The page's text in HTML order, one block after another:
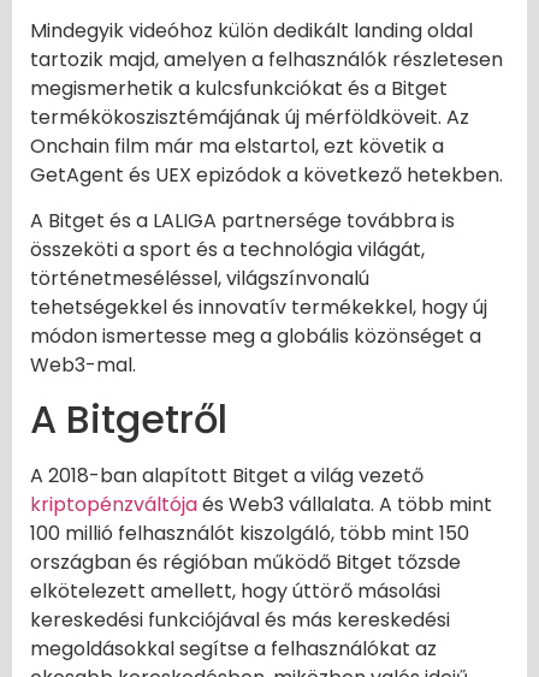
Mindegyik videóhoz külön dedikált landing oldal
tartozik majd, amelyen a felhasználók részletesen
megismerhetik a kulcsfunkciókat és a Bitget
termékökoszisztémájának új mérföldköveit. Az
Onchain film már ma elstartol, ezt követik a
GetAgent és UEX epizódok a következő hetekben.
A Bitget és a LALIGA partnersége továbbra is
összeköti a sport és a technológia világát,
történetmeséléssel, világszínvonalú
tehetségekkel és innovatív termékekkel, hogy új
módon ismertesse meg a globális közönséget a
Web3-mal.
A Bitgetről
A 2018-ban alapított Bitget a világ vezető
kriptopénzváltójaés Web3 vállalata. A több mint
100 millió felhasználót kiszolgáló, több mint 150
országban és régióban működő Bitget tőzsde
elkötelezett amellett, hogy úttörő másolási
kereskedési funkciójával és más kereskedési
megoldásokkal segítse a felhasználókat az